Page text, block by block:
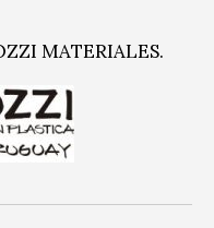
MATERIALES.